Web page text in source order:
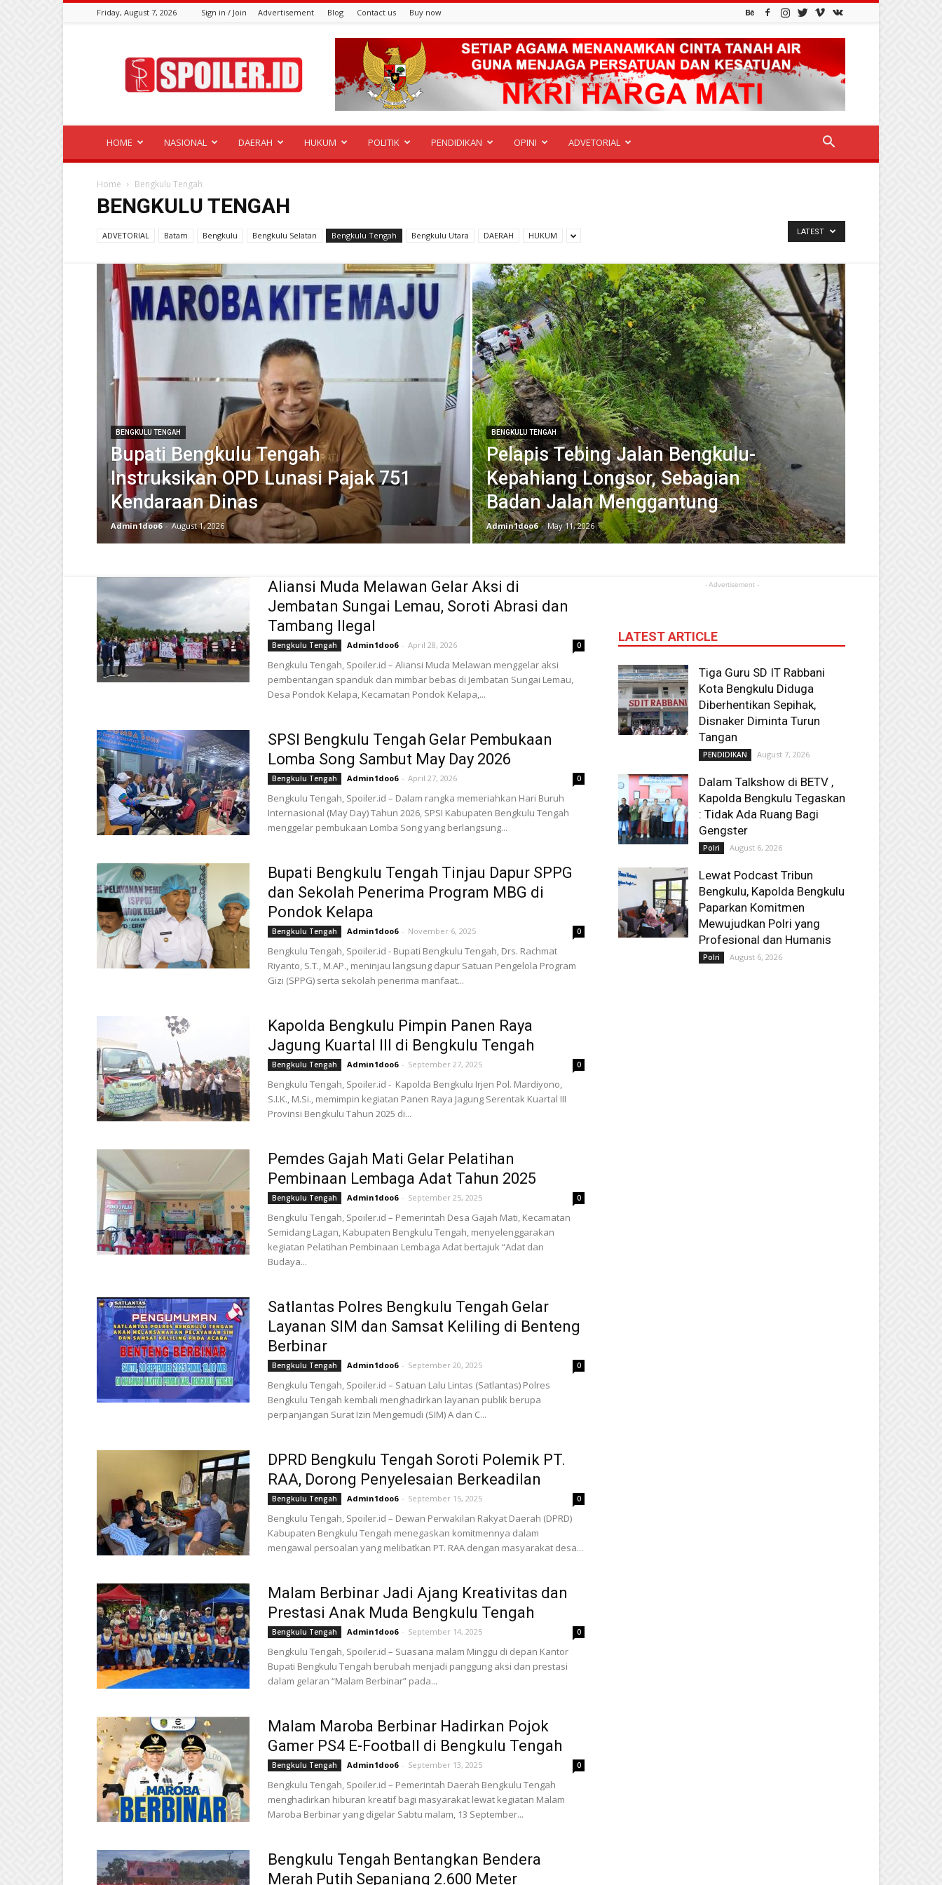
Friday, August 7, 2026 Sign in / Join Advertisement Blog Contact us Buy now
HOME NASIONAL DAERAH HUKUM POLITIK PENDIDIKAN OPINI ADVETORIAL
Home Bengkulu Tengah
BENGKULU TENGAH
ADVETORIAL Batam Bengkulu Bengkulu Selatan Bengkulu Tengah Bengkulu Utara DAERAH HUKUM LATEST
BENGKULU TENGAH
Bupati Bengkulu Tengah
Instruksikan OPD Lunasi Pajak 751
Kendaraan Dinas
Admin1doo6 - August 1, 2026
BENGKULU TENGAH
Pelapis Tebing Jalan Bengkulu-
Kepahiang Longsor, Sebagian
Badan Jalan Menggantung
Admin1doo6 - May 11, 2026
Aliansi Muda Melawan Gelar Aksi di
Jembatan Sungai Lemau, Soroti Abrasi dan
Tambang Ilegal
Bengkulu Tengah Admin1doo6 - April 28, 2026 0
Bengkulu Tengah, Spoiler.id – Aliansi Muda Melawan menggelar aksi
pembentangan spanduk dan mimbar bebas di Jembatan Sungai Lemau,
Desa Pondok Kelapa, Kecamatan Pondok Kelapa,...
SPSI Bengkulu Tengah Gelar Pembukaan
Lomba Song Sambut May Day 2026
Bengkulu Tengah Admin1doo6 - April 27, 2026 0
Bengkulu Tengah, Spoiler.id – Dalam rangka memeriahkan Hari Buruh
Internasional (May Day) Tahun 2026, SPSI Kabupaten Bengkulu Tengah
menggelar pembukaan Lomba Song yang berlangsung...
Bupati Bengkulu Tengah Tinjau Dapur SPPG
dan Sekolah Penerima Program MBG di
Pondok Kelapa
Bengkulu Tengah Admin1doo6 - November 6, 2025 0
Bengkulu Tengah, Spoiler.id - Bupati Bengkulu Tengah, Drs. Rachmat
Riyanto, S.T., M.AP., meninjau langsung dapur Satuan Pengelola Program
Gizi (SPPG) serta sekolah penerima manfaat...
Kapolda Bengkulu Pimpin Panen Raya
Jagung Kuartal III di Bengkulu Tengah
Bengkulu Tengah Admin1doo6 - September 27, 2025 0
Bengkulu Tengah, Spoiler.id - Kapolda Bengkulu Irjen Pol. Mardiyono,
S.I.K., M.Si., memimpin kegiatan Panen Raya Jagung Serentak Kuartal III
Provinsi Bengkulu Tahun 2025 di...
Pemdes Gajah Mati Gelar Pelatihan
Pembinaan Lembaga Adat Tahun 2025
Bengkulu Tengah Admin1doo6 - September 25, 2025 0
Bengkulu Tengah, Spoiler.id – Pemerintah Desa Gajah Mati, Kecamatan
Semidang Lagan, Kabupaten Bengkulu Tengah, menyelenggarakan
kegiatan Pelatihan Pembinaan Lembaga Adat bertajuk “Adat dan
Budaya...
Satlantas Polres Bengkulu Tengah Gelar
Layanan SIM dan Samsat Keliling di Benteng
Berbinar
Bengkulu Tengah Admin1doo6 - September 20, 2025 0
Bengkulu Tengah, Spoiler.id – Satuan Lalu Lintas (Satlantas) Polres
Bengkulu Tengah kembali menghadirkan layanan publik berupa
perpanjangan Surat Izin Mengemudi (SIM) A dan C...
DPRD Bengkulu Tengah Soroti Polemik PT.
RAA, Dorong Penyelesaian Berkeadilan
Bengkulu Tengah Admin1doo6 - September 15, 2025 0
Bengkulu Tengah, Spoiler.id – Dewan Perwakilan Rakyat Daerah (DPRD)
Kabupaten Bengkulu Tengah menegaskan komitmennya dalam
mengawal persoalan yang melibatkan PT. RAA dengan masyarakat desa...
Malam Berbinar Jadi Ajang Kreativitas dan
Prestasi Anak Muda Bengkulu Tengah
Bengkulu Tengah Admin1doo6 - September 14, 2025 0
Bengkulu Tengah, Spoiler.id – Suasana malam Minggu di depan Kantor
Bupati Bengkulu Tengah berubah menjadi panggung aksi dan prestasi
dalam gelaran “Malam Berbinar” pada...
Malam Maroba Berbinar Hadirkan Pojok
Gamer PS4 E-Football di Bengkulu Tengah
Bengkulu Tengah Admin1doo6 - September 13, 2025 0
Bengkulu Tengah, Spoiler.id – Pemerintah Daerah Bengkulu Tengah
menghadirkan hiburan kreatif bagi masyarakat lewat kegiatan Malam
Maroba Berbinar yang digelar Sabtu malam, 13 September...
Bengkulu Tengah Bentangkan Bendera
Merah Putih Sepanjang 2.600 Meter
- Advertisement -
LATEST ARTICLE
Tiga Guru SD IT Rabbani
Kota Bengkulu Diduga
Diberhentikan Sepihak,
Disnaker Diminta Turun
Tangan
PENDIDIKAN August 7, 2026
Dalam Talkshow di BETV ,
Kapolda Bengkulu Tegaskan
: Tidak Ada Ruang Bagi
Gengster
Polri August 6, 2026
Lewat Podcast Tribun
Bengkulu, Kapolda Bengkulu
Paparkan Komitmen
Mewujudkan Polri yang
Profesional dan Humanis
Polri August 6, 2026